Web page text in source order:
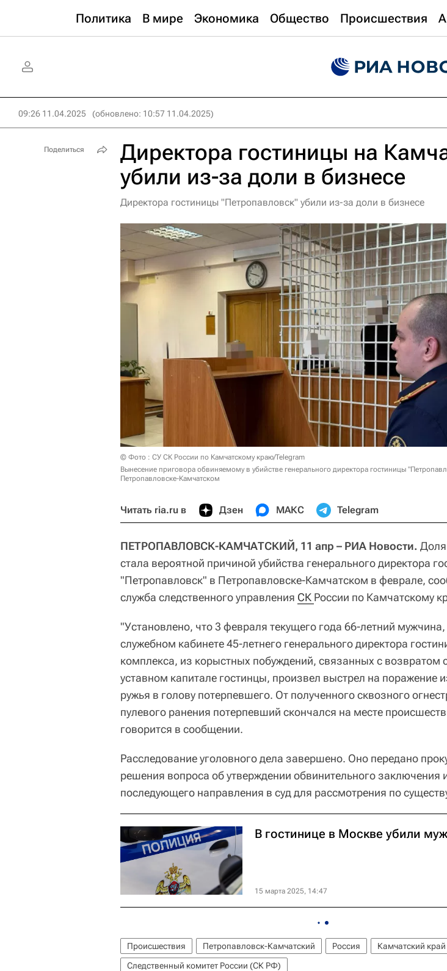
Политика В мире Экономика Общество Происшествия
09:26 11.04.2025 (обновлено: 10:57 11.04.2025)
Директора гостиницы на
убили из-за доли в бизнесе
Директора гостиницы "Петропавловск" убили из-за доли в бизнесе
© Фото : СУ СК России по Камчатскому краю/Telegram
Вынесение приговора обвиняемому в убийстве генерального директора гостиницы
Петропавловске-Камчатском
Читать ria.ru в Дзен МАКС Telegram
ПЕТРОПАВЛОВСК-КАМЧАТСКИЙ, 11 апр – РИА Новости. Доля
стала вероятной причиной убийства генерального директора
"Петропавловск" в Петропавловске-Камчатском в феврале,
служба следственного управления СК России по Камчатскому
"Установлено, что 3 февраля текущего года 66-летний
служебном кабинете 45-летнего генерального директора
комплекса, из корыстных побуждений, связанных с возвратом
уставном капитале гостинцы, произвел выстрел на поражение
ружья в голову потерпевшего. От полученного сквозного
пулевого ранения потерпевший скончался на месте
говорится в сообщении.
Расследование уголовного дела завершено. Оно передано
решения вопроса об утверждении обвинительного заключения
последующего направления в суд для рассмотрения по
В гостинице в Москве убили
15 марта 2025, 14:47
Происшествия Петропавловск-Камчатский Россия
Камчатский край
Следственный комитет России (СК РФ)
Поделиться